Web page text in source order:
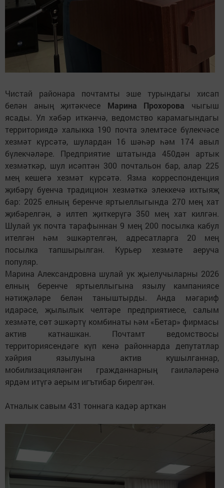
Чистай районара почтамты эше турындагы хисап
белән аның җитәкчесе Марина Прохорова чыгыш
ясады. Ул хәбәр иткәнчә, ведомство карамагындагы
территориядә халыкка 190 почта элемтәсе бүлекчәсе
хезмәт күрсәтә, шулардан 16 шәһәр һәм 174 авыл
бүлекчәләре. Предприятие штатында 450дән артык
хезмәткәр, шул исәптән 300 почтальон бар, алар 225
мең кешегә хезмәт күрсәтә. Язма корреспонденция
җибәрү буенча традицион хезмәткә элеккечә ихтыяҗ
бар: 2025 елның беренче яртыеллыгында 270 мең хат
җибәрелгән, ә илтеп җиткерүгә 350 мең хат килгән.
Шулай ук почта тарафыннан 9 мең 200 посылка кабул
ителгән һәм эшкәртелгән, адресатларга 20 мең
посылка тапшырылган. Курьер хезмәте аеруча
популяр.
Марина Александровна шулай ук җыелучыларны 2026
елның беренче яртыеллыгына язылу кампаниясе
нәтиҗәләре белән таныштырды. Анда мәгариф
идарәсе, җылылык челтәре предприятиесе, салым
хезмәте, сөт эшкәртү комбинаты һәм «Бетар» фирмасы
актив катнашкан. Почтамт ведомствосы
территориясендәге күп кенә районнарда депутатлар
хәйрия язылуына актив кушылганнар,
мобилизацияләнгән гражданнарның гаиләләренә
ярдәм итүгә аерым игътибар бирелгән.
Атналык савым 431 тоннага кадәр арткан